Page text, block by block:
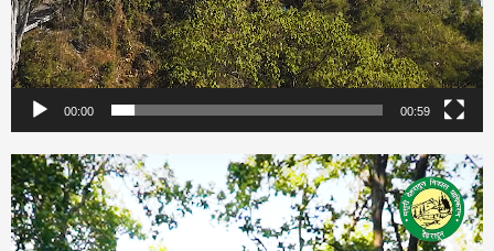
00:00 00:59
Video
Player